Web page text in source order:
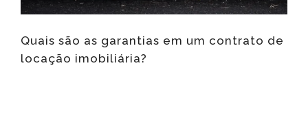
Quais são as garantias em um contrato de
locação imobiliária?